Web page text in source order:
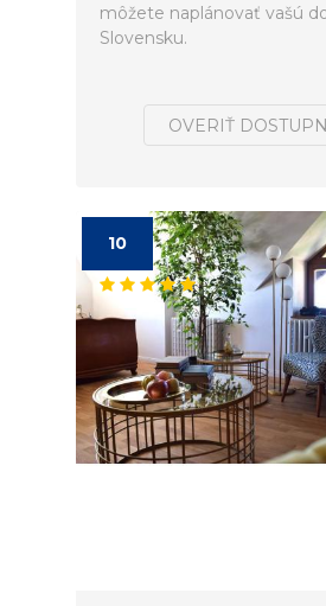
môžete naplánovať vašú
Slovensku.
OVERIŤ
10